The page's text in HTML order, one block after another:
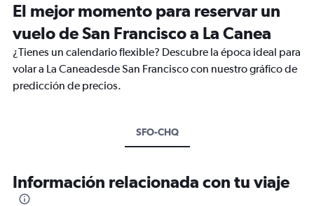
El mejor momento para reservar un
vuelo de San Francisco a La Canea
¿Tienes un calendario flexible? Descubre la época ideal para
volar a La Caneadesde San Francisco con nuestro gráfico de
predicción de precios.
SFO-CHQ
Información relacionada con tu viaje